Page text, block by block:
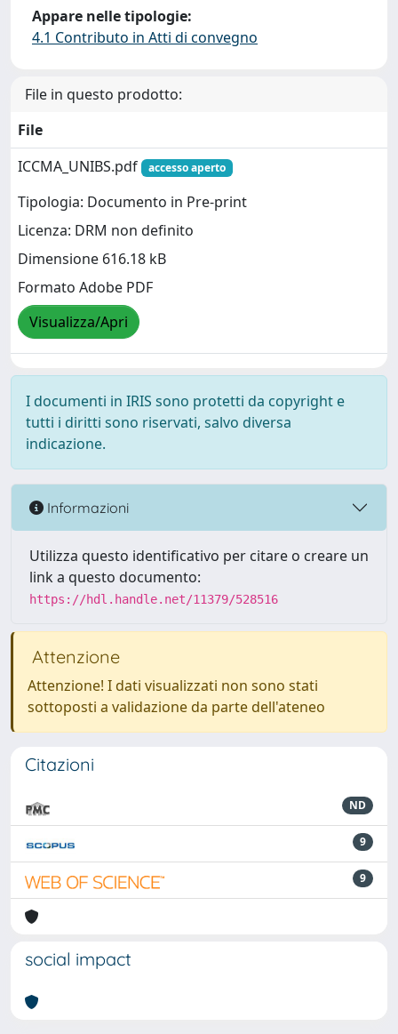
Appare nelle tipologie:
4.1 Contributo in Atti di convegno
File in questo prodotto:
File
ICCMA_UNIBS.pdf
accesso aperto
Tipologia: Documento in Pre-print
Licenza: DRM non definito
Dimensione 616.18 kB
Formato Adobe PDF
Visualizza/Apri
I documenti in IRIS sono protetti da copyright e
tutti i diritti sono riservati, salvo diversa
indicazione.
Informazioni
Utilizza questo identificativo per citare o creare un
link a questo documento:
https://hdl.handle.net/11379/528516
Attenzione
Attenzione! I dati visualizzati non sono stati
sottoposti a validazione da parte dell'ateneo
Citazioni
ND
9
9
social impact